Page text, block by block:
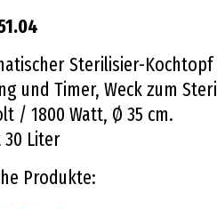
Sterilisier-
und Timer, Weck zum
/ 1800 Watt, Ø 35 cm.
Liter
Produkte: